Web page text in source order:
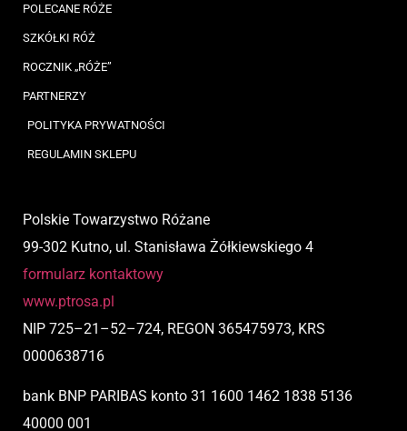
POLECANE RÓŻE
SZKÓŁKI RÓŻ
ROCZNIK „RÓŻE”
PARTNERZY
POLITYKA PRYWATNOŚCI
REGULAMIN SKLEPU
Polskie Towarzystwo Różane
99-302 Kutno, ul. Stanisława Żółkiewskiego 4
formularz kontaktowy
www.ptrosa.pl
NIP 725–21 –52–724, REGON 365475973, KRS
0000638716
bank BNP PARIBAS konto 31 1600 1462 1838 5136
40000 001